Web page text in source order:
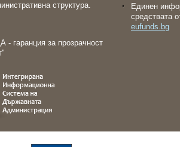
структура.
- гаранция за прозрачност
Eдинен
средствата
eufunds.bg